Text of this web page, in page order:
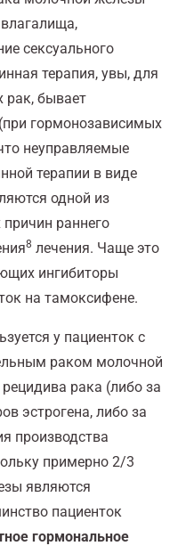
сексуального
терапия, увы, для
рак, бывает
гормонозависимых
неуправляемые
терапии в виде
одной из
раннего
8 лечения. Чаще это
ингибиторы
на тамоксифене.
у пациенток с
раком молочной
рака (либо за
эстрогена, либо за
производства
примерно 2/3
являются
пациенток
гормональное